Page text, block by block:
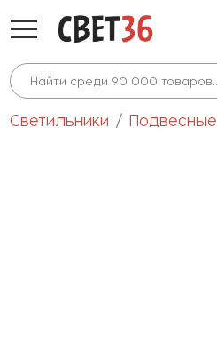
Светильники Подвесные